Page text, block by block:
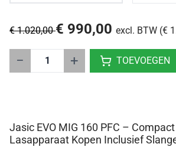
Jasic EVO MIG 160 PFC –
Lasapparaat Kopen Inclusief
€ 1.020,00€ 990,00 excl. BTW (€
− + TOEVOEGEN